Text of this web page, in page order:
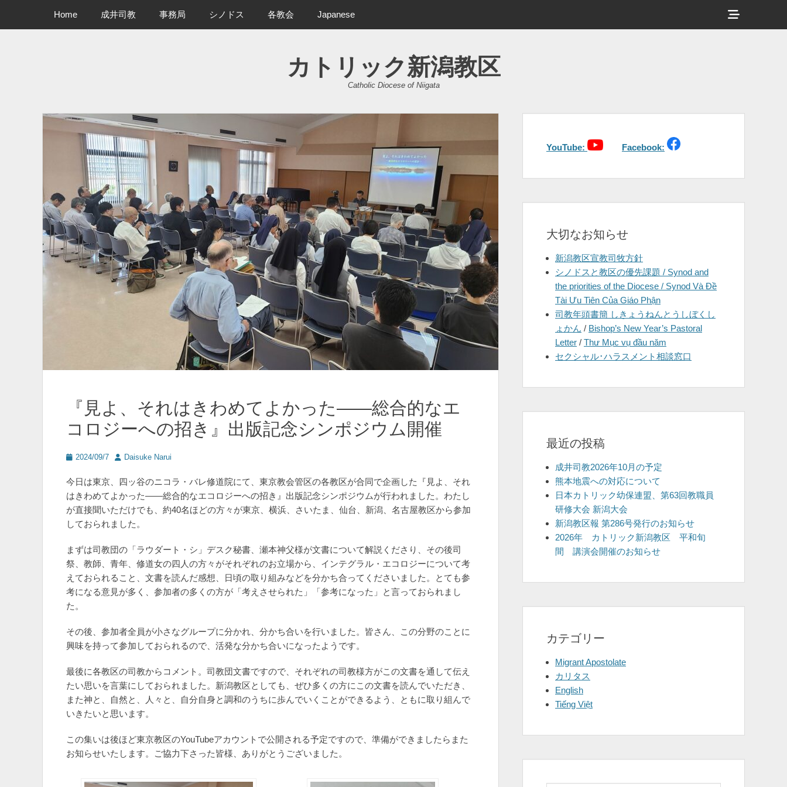
メインメニュー
ッ
Home 成井司教 事務局 シノドス 各教会 Japanese
ヘ
ッ
ン
カトリック新潟教区
Catholic Diocese of Niigata
『見よ、それはきわめてよかった――総合的なエ
コロジーへの招き』出版記念シンポジウム開催
投
日
2024/09/7
投
者
Daisuke Narui
今日は東京、四ッ谷のニコラ・バレ修道院にて、東京教会管区の各教区が合同で企画した『見よ、それ
はきわめてよかった――総合的なエコロジーへの招き』出版記念シンポジウムが行われました。わたし
が直接聞いただけでも、約40名ほどの方々が東京、横浜、さいたま、仙台、新潟、名古屋教区から参加
しておられました。
まずは司教団の「ラウダート・シ」デスク秘書、瀬本神父様が文書について解説くださり、その後司
祭、教師、青年、修道女の四人の方々がそれぞれのお立場から、インテグラル・エコロジーについて考
えておられること、文書を読んだ感想、日頃の取り組みなどを分かち合ってくださいました。とても参
考になる意見が多く、参加者の多くの方が「考えさせられた」「参考になった」と言っておられまし
た。
その後、参加者全員が小さなグループに分かれ、分かち合いを行いました。皆さん、この分野のことに
興味を持って参加しておられるので、活発な分かち合いになったようです。
最後に各教区の司教からコメント。司教団文書ですので、それぞれの司教様方がこの文書を通して伝え
たい思いを言葉にしておられました。新潟教区としても、ぜひ多くの方にこの文書を読んでいただき、
また神と、自然と、人々と、自分自身と調和のうちに歩んでいくことができるよう、ともに取り組んで
いきたいと思います。
この集いは後ほど東京教区のYouTubeアカウントで公開される予定ですので、準備ができましたらまた
お知らせいたします。ご協力下さった皆様、ありがとうございました。
YouTube: Facebook:
大切なお知らせ
新潟教区宣教司牧方針
シノドスと教区の優先課題 / Synod and
the priorities of the Diocese / Synod Và Đề
Tài Ưu Tiên Của Giáo Phận
司教年頭書簡 しきょうねんとうしぼくし
ょかん / Bishop’s New Year’s Pastoral
Letter / Thư Mục vụ đầu năm
セクシャル･ハラスメント相談窓口
最近の投稿
成井司教2026年10月の予定
熊本地震への対応について
日本カトリック幼保連盟、第63回教職員
研修大会 新潟大会
新潟教区報 第286号発行のお知らせ
2026年 カトリック新潟教区 平和旬
間 講演会開催のお知らせ
カテゴリー
Migrant Apostolate
カリタス
English
Tiếng Việt